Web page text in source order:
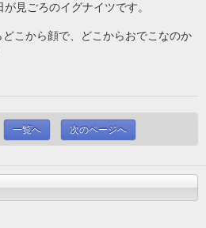
見ごろのイグナイツです。
こから顔で、どこからおでこなのか
一覧へ 次のページへ